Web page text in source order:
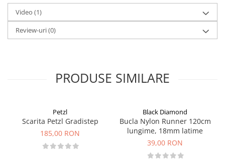
Sosete
Imbracaminte de corp
INCALTAMINTE
COPII
OFERTE SPECIALE
SPRAY ANTI URS
Caracteristici
culoare: Albastru
greutate:M =300 g, L = 330
marimi:M (52 - 58 cm), L (55 - 61 cm)
Video (1)
Review-uri(0)
PRODUSE SIMILARE
Petzl
Scarita Petzl Gradistep
185,00 RON
Black Diamond
Bucla Nylon Runner 120cm
lungime, 18mm latime
39,00 RON